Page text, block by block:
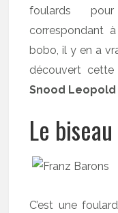
foulards
correspondant
bobo, il y en a
découvert
Snood Leopold
Le
C’est une